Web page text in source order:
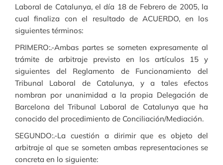
Laboral de Catalunya, el día 18 de Febrero de 2005, la
cual finaliza con el resultado de ACUERDO, en los
siguientes términos:
PRIMERO:.-Ambas partes se someten expresamente al
trámite de arbitraje previsto en los artículos 15 y
siguientes del Reglamento de Funcionamiento del
Tribunal Laboral de Catalunya, y a tales efectos
nombran por unanimidad a la propia Delegación de
Barcelona del Tribunal Laboral de Catalunya que ha
conocido del procedimiento de Conciliación/Mediación.
SEGUNDO:.-La cuestión a dirimir que es objeto del
arbitraje al que se someten ambas representaciones se
concreta en lo siguiente: